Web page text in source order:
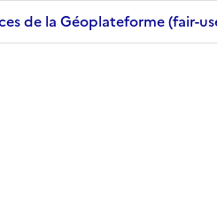
de la Géoplateforme (fair-